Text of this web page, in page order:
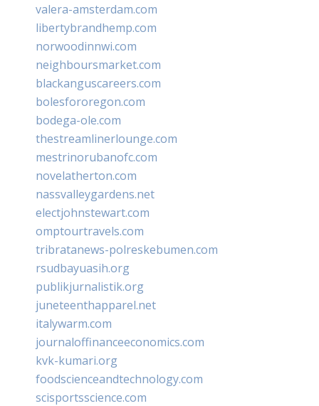
valera-amsterdam.com
libertybrandhemp.com
norwoodinnwi.com
neighboursmarket.com
blackanguscareers.com
bolesfororegon.com
bodega-ole.com
thestreamlinerlounge.com
mestrinorubanofc.com
novelatherton.com
nassvalleygardens.net
electjohnstewart.com
omptourtravels.com
tribratanews-polreskebumen.com
rsudbayuasih.org
publikjurnalistik.org
juneteenthapparel.net
italywarm.com
journaloffinanceeconomics.com
kvk-kumari.org
foodscienceandtechnology.com
scisportsscience.com